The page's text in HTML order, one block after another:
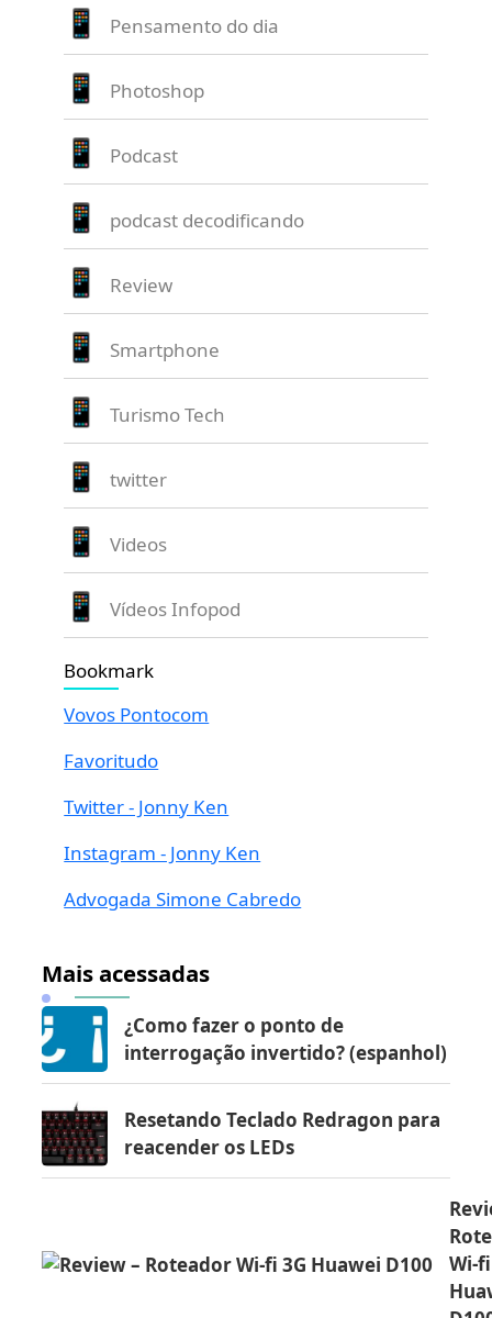
Pensamento do dia
Photoshop
Podcast
podcast decodificando
Review
Smartphone
Turismo Tech
twitter
Videos
Vídeos Infopod
Bookmark
Vovos Pontocom
Favoritudo
Twitter - Jonny Ken
Instagram - Jonny Ken
Advogada Simone Cabredo
Mais acessadas
¿Como fazer o ponto de
interrogação invertido? (espanhol)
Resetando Teclado Redragon para
reacender os LEDs
Wi-